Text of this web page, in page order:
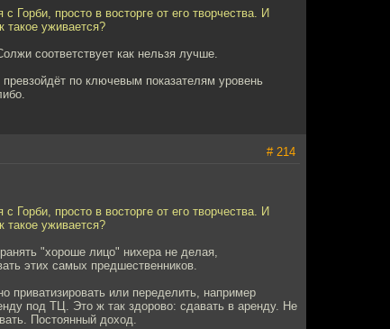
Горби, просто в восторге от его творчества. И
такое уживается?
соответствует как нельзя лучше.
по ключевым показателям уровень
# 214
Горби, просто в восторге от его творчества. И
такое уживается?
"хороше лицо" нихера не делая,
этих самых предшественников.
приватизировать или переделить, например
под ТЦ. Это ж так здорово: сдавать в аренду. Не
Постоянный доход.